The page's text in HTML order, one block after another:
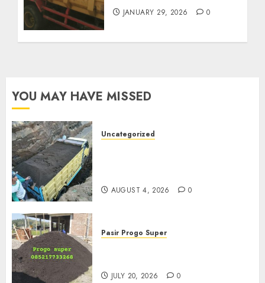
JANUARY 29, 2026 0
YOU MAY HAVE MISSED
Uncategorized
AUGUST 4, 2026 0
Pasir Progo Super
JULY 20, 2026 0